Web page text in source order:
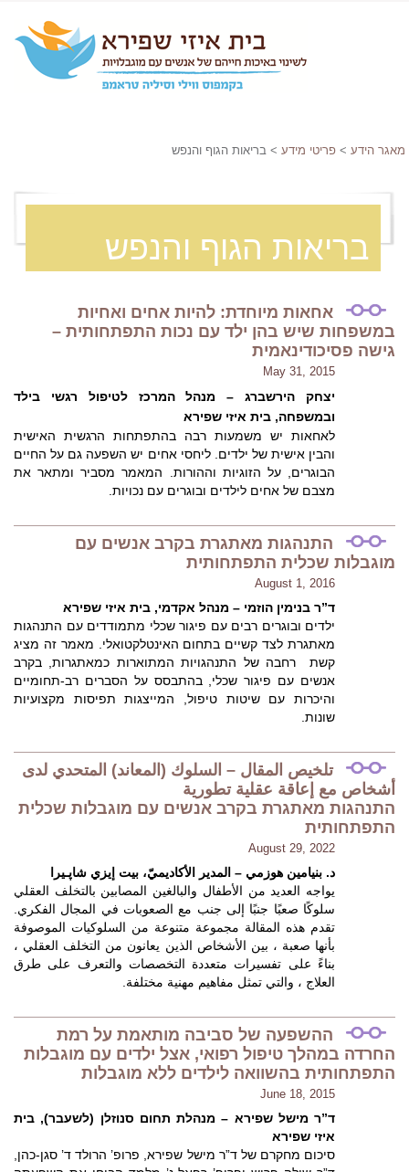
מאגר הידע > פריטי מידע > בריאות הגוף והנפש
בריאות הגוף והנפש
אחאות מיוחדת: להיות אחים ואחיות
במשפחות שיש בהן ילד עם נכות התפתחותית –
גישה פסיכודינאמית
May 31, 2015
יצחק הירשברג – מנהל המרכז לטיפול רגשי בילד
ובמשפחה, בית איזי שפירא
לאחאות יש משמעות רבה בהתפתחות הרגשית האישית
והבין אישית של ילדים. ליחסי אחים יש השפעה גם על החיים
הבוגרים, על הזוגיות וההורות. המאמר מסביר ומתאר את
מצבם של אחים לילדים ובוגרים עם נכויות.
התנהגות מאתגרת בקרב אנשים עם
מוגבלות שכלית התפתחותית
August 1, 2016
ד”ר בנימין הוזמי – מנהל אקדמי, בית איזי שפירא
ילדים ובוגרים רבים עם פיגור שכלי מתמודדים עם התנהגות
מאתגרת לצד קשיים בתחום האינטלקטואלי. מאמר זה מציג
קשת רחבה של התנהגויות המתוארות כמאתגרות, בקרב
אנשים עם פיגור שכלי, בהתבסס על הסברים רב-תחומיים
והיכרות עם שיטות טיפול, המייצגות תפיסות מקצועיות
שונות.
تلخيص المقال – السلوك (المعاند) المتحدي لدى
أشخاص مع إعاقة عقلية تطورية
התנהגות מאתגרת בקרב אנשים עם מוגבלות שכלית
התפתחותית
August 29, 2022
د. بنيامين هوزمي – المدير الأكاديميّ، بيت إيزي شاﭘـيرا
يواجه العديد من الأطفال والبالغين المصابين بالتخلف العقلي
سلوكًا صعبًا جنبًا إلى جنب مع الصعوبات في المجال الفكري.
تقدم هذه المقالة مجموعة متنوعة من السلوكيات الموصوفة
بأنها صعبة ، بين الأشخاص الذين يعانون من التخلف العقلي ،
بناءً على تفسيرات متعددة التخصصات والتعرف على طرق
العلاج ، والتي تمثل مفاهيم مهنية مختلفة.
ההשפעה של סביבה מותאמת על רמת
החרדה במהלך טיפול רפואי, אצל ילדים עם מוגבלות
התפתחותית בהשוואה לילדים ללא מוגבלות
June 18, 2015
ד”ר מישל שפירא – מנהלת תחום סנוזלן (לשעבר), בית
איזי שפירא
סיכום מחקרם של ד”ר מישל שפירא, פרופ’ הרולד ד’ סגן-כהן,